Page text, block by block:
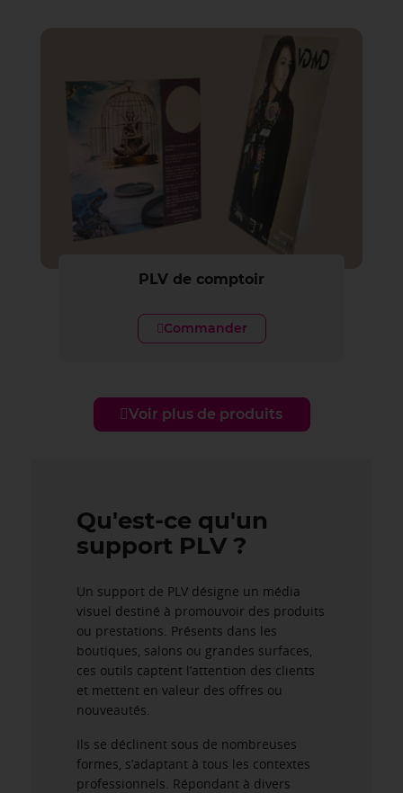
PLV de comptoir
Commander
Voir plus de produits
Qu'est-ce qu'un
support PLV ?
Un support de PLV désigne un média
visuel destiné à promouvoir des produits
ou prestations. Présents dans les
boutiques, salons ou grandes surfaces,
ces outils captent l’attention des clients
et mettent en valeur des offres ou
nouveautés.
Ils se déclinent sous de nombreuses
formes, s’adaptant à tous les contextes
professionnels. Répondant à divers